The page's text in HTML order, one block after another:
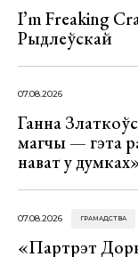
I’m Freaking
Рыдлеўскай
07.08.2026
Ганна
магчы — гэта
нават у
07.08.2026 ГРАМАДСТВА
«Партрэт